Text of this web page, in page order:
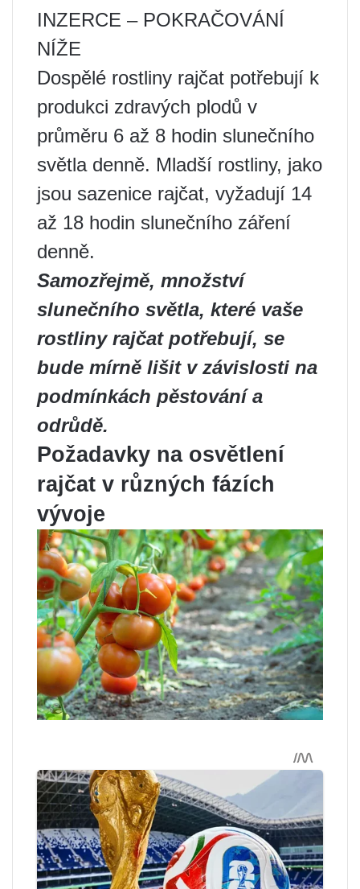
INZERCE – POKRAČOVÁNÍ
NÍŽE
Dospělé rostliny rajčat potřebují k
produkci zdravých plodů v
průměru 6 až 8 hodin slunečního
světla denně. Mladší rostliny, jako
jsou sazenice rajčat, vyžadují 14
až 18 hodin slunečního záření
denně.
Samozřejmě, množství
slunečního světla, které vaše
rostliny rajčat potřebují, se
bude mírně lišit v závislosti na
podmínkách pěstování a
odrůdě.
Požadavky na osvětlení
rajčat v různých fázích
vývoje